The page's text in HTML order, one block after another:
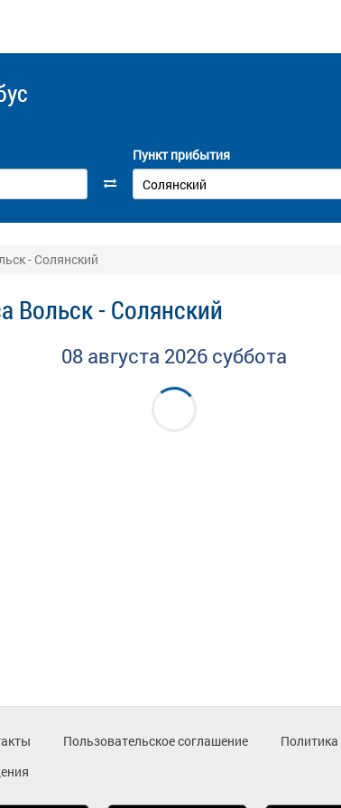
Пункт прибытия
- Солянский
Вольск - Солянский
08 августа 2026 суббота
Пользовательское соглашение